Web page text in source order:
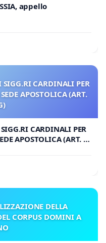
appello
CARDINALI PER
APOSTOLICA (ART.
CARDINALI PER
APOSTOLICA (ART. 3
DELLA
CORPUS DOMINI A